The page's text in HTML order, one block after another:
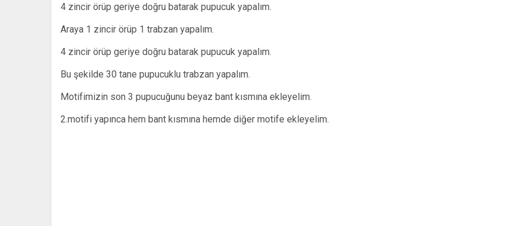
4 zincir örüp geriye doğru batarak pupucuk yapalım.
Araya 1 zincir örüp 1 trabzan yapalım.
4 zincir örüp geriye doğru batarak pupucuk yapalım.
Bu şekilde 30 tane pupucuklu trabzan yapalım.
Motifimizin son 3 pupucuğunu beyaz bant kısmına ekleyelim.
2.motifi yapınca hem bant kısmına hemde diğer motife ekleyelim.